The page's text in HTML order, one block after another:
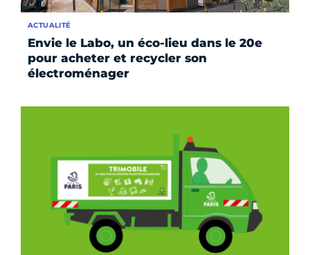
Envie le Labo, un éco-lieu dans le 20e
pour acheter et recycler son
électroménager
ACTUALITÉ